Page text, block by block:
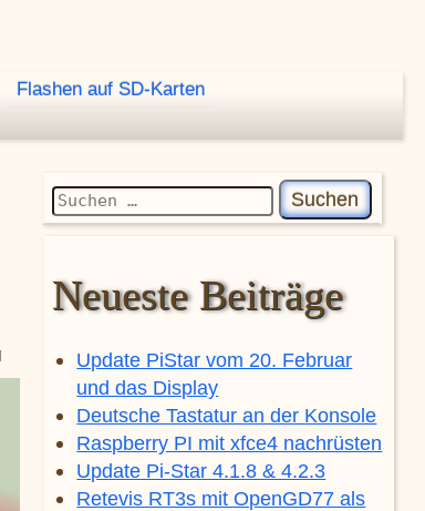
Flashen auf SD-Karten
Suchen nach:
Neueste Beiträge
Update PiStar vom 20. Februar
und das Display
Deutsche Tastatur an der Konsole
Raspberry PI mit xfce4 nachrüsten
Update Pi-Star 4.1.8 & 4.2.3
Retevis RT3s mit OpenGD77 als